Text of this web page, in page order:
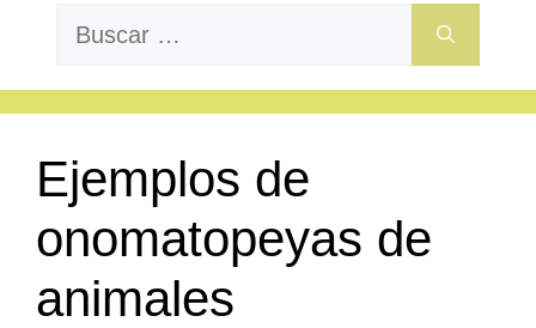
Buscar:
Ejemplos de
onomatopeyas de
animales